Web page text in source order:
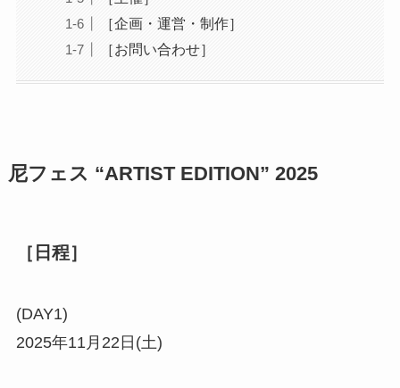
［企画・運営・制作］
［お問い合わせ］
尼フェス “ARTIST EDITION” 2025
［日程］
(DAY1)
2025年11月22日(土)